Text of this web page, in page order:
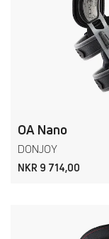
OA Nano
DONJOY
NKR 9 714,00